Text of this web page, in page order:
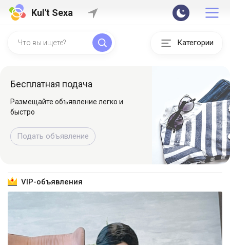
Kul't Sexa
Категории
Бесплатная подача
Размещайте объявление легко и
быстро
Подать объявление
VIP-объявления